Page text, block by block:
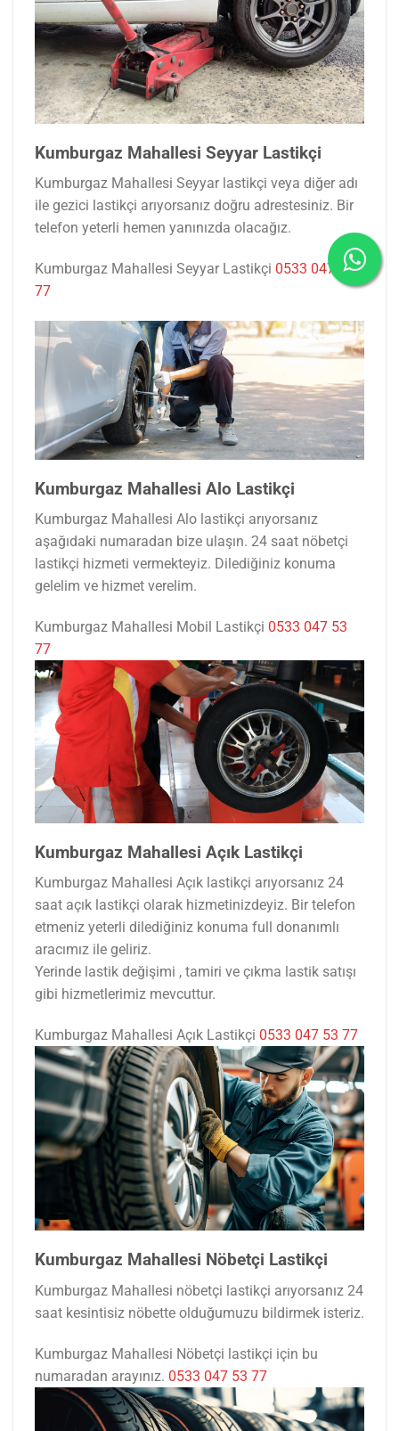
Kumburgaz Mahallesi Seyyar Lastikçi
Kumburgaz Mahallesi Seyyar lastikçi veya diğer adı
ile gezici lastikçi arıyorsanız doğru adrestesiniz. Bir
telefon yeterli hemen yanınızda olacağız.
Kumburgaz Mahallesi Seyyar Lastikçi 0533 047 53
77
Kumburgaz Mahallesi Alo Lastikçi
Kumburgaz Mahallesi Alo lastikçi arıyorsanız
aşağıdaki numaradan bize ulaşın. 24 saat nöbetçi
lastikçi hizmeti vermekteyiz. Dilediğiniz konuma
gelelim ve hizmet verelim.
Kumburgaz Mahallesi Mobil Lastikçi 0533 047 53
77
Kumburgaz Mahallesi Açık Lastikçi
Kumburgaz Mahallesi Açık lastikçi arıyorsanız 24
saat açık lastikçi olarak hizmetinizdeyiz. Bir telefon
etmeniz yeterli dilediğiniz konuma full donanımlı
aracımız ile geliriz.
Yerinde lastik değişimi , tamiri ve çıkma lastik satışı
gibi hizmetlerimiz mevcuttur.
Kumburgaz Mahallesi Açık Lastikçi 0533 047 53 77
Kumburgaz Mahallesi Nöbetçi Lastikçi
Kumburgaz Mahallesi nöbetçi lastikçi arıyorsanız 24
saat kesintisiz nöbette olduğumuzu bildirmek isteriz.
Kumburgaz Mahallesi Nöbetçi lastikçi için bu
numaradan arayınız. 0533 047 53 77